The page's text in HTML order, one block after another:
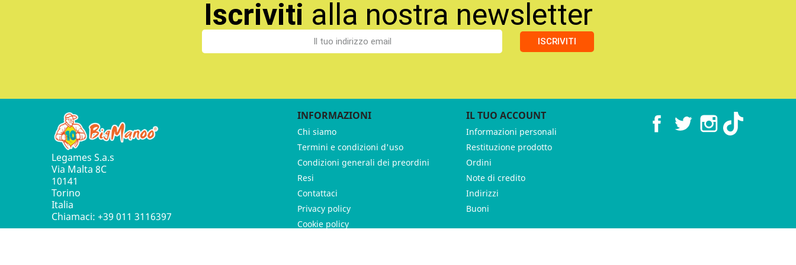
Iscriviti alla nostra newsletter
ISCRIVITI
Legames S.a.s
Via Malta 8C
10141
Torino
Italia
Chiamaci: +39 011 3116397
INFORMAZIONI
Chi siamo
Termini e condizioni d'uso
Condizioni generali dei preordini
Resi
Contattaci
Privacy policy
Cookie policy
IL TUO ACCOUNT
Informazioni personali
Restituzione prodotto
Ordini
Note di credito
Indirizzi
Buoni
FacebookTwitter Instagram